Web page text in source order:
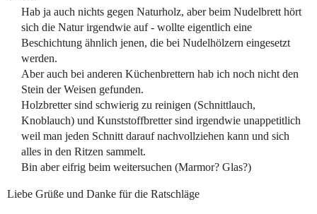
Hab ja auch nichts gegen Naturholz, aber beim Nudelbrett hört
sich die Natur irgendwie auf - wollte eigentlich eine
Beschichtung ähnlich jenen, die bei Nudelhölzern eingesetzt
werden.
Aber auch bei anderen Küchenbrettern hab ich noch nicht den
Stein der Weisen gefunden.
Holzbretter sind schwierig zu reinigen (Schnittlauch,
Knoblauch) und Kunststoffbretter sind irgendwie unappetitlich
weil man jeden Schnitt darauf nachvollziehen kann und sich
alles in den Ritzen sammelt.
Bin aber eifrig beim weitersuchen (Marmor? Glas?)
Liebe Grüße und Danke für die Ratschläge